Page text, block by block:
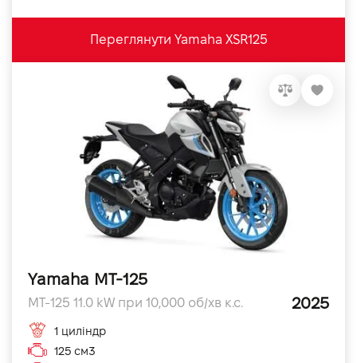
Переглянути Yamaha XSR125
Yamaha MT-125
MT-125 11.0 kW при 10,000 об/хв к.с. 2025
1 циліндр
125 см3